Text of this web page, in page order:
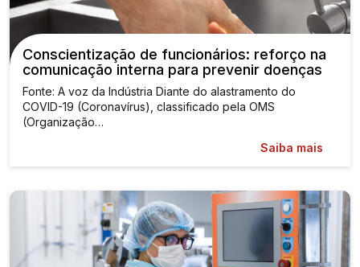
Conscientização de funcionários: reforço na
comunicação interna para prevenir doenças
Fonte: A voz da Indústria Diante do alastramento do
COVID-19 (Coronavírus), classificado pela OMS
(Organização…
Saiba mais